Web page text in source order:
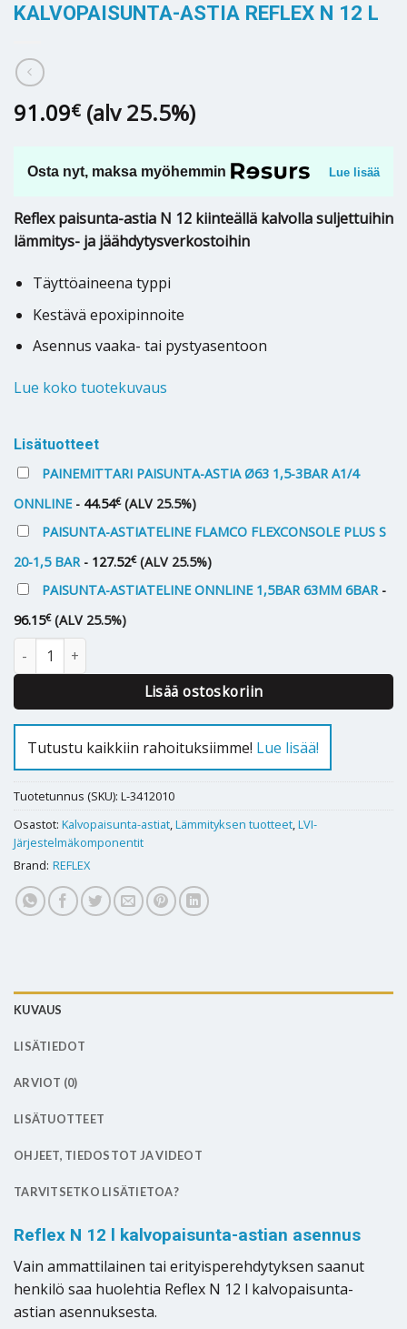
KALVOPAISUNTA-ASTIA REFLEX N 12 L
91.09€ (alv 25.5%)
Osta nyt, maksa myöhemmin Lue lisää
Reflex paisunta-astia N 12 kiinteällä kalvolla suljettuihin
lämmitys- ja jäähdytysverkostoihin
Täyttöaineena typpi
Kestävä epoxipinnoite
Asennus vaaka- tai pystyasentoon
Lue koko tuotekuvaus
Lisätuotteet
PAINEMITTARI PAISUNTA-ASTIA Ø63 1,5-3BAR A1/4
ONNLINE- 44.54€ (ALV 25.5%)
PAISUNTA-ASTIATELINE FLAMCO FLEXCONSOLE PLUS S
20-1,5 BAR- 127.52€ (ALV 25.5%)
PAISUNTA-ASTIATELINE ONNLINE 1,5BAR 63MM 6BAR-
96.15€ (ALV 25.5%)
Kalvopaisunta-astia REFLEX N 12 L määrä
Lisää ostoskoriin
Tutustu kaikkiin rahoituksiimme! Lue lisää!
Tuotetunnus (SKU): L-3412010
Osastot: Kalvopaisunta-astiat,Lämmityksen tuotteet,LVI-
Järjestelmäkomponentit
Brand: REFLEX
KUVAUS
LISÄTIEDOT
ARVIOT (0)
LISÄTUOTTEET
OHJEET, TIEDOSTOT JA VIDEOT
TARVITSETKO LISÄTIETOA?
Reflex N 12 l kalvopaisunta-astian asennus
Vain ammattilainen tai erityisperehdytyksen saanut
henkilö saa huolehtia Reflex N 12 l kalvopaisunta-
astian asennuksesta.